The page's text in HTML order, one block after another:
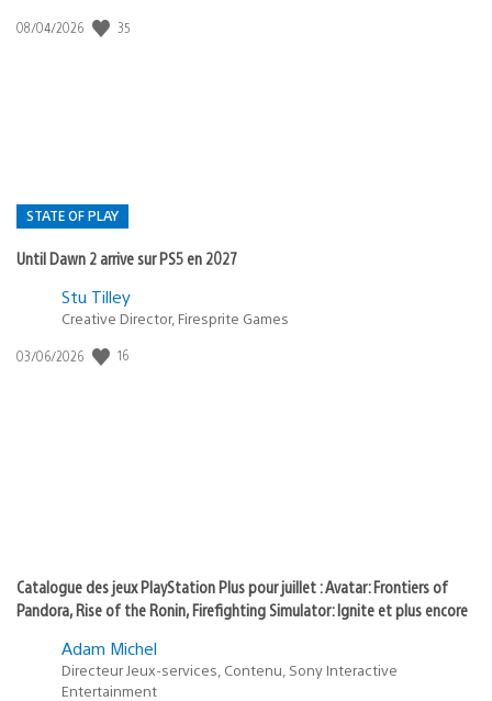
Date
08/04/2026 35
STATE OF PLAY
Until Dawn 2 arrive sur PS5 en 2027
Postée
:
state
Stu Tilley
Creative Director, Firesprite Games
Date
03/06/2026 16
Catalogue des jeux PlayStation Plus pour juillet : Avatar: Frontiers of
Pandora, Rise of the Ronin, Firefighting Simulator: Ignite et plus encore
Adam Michel
Directeur Jeux-services, Contenu, Sony Interactive
Entertainment